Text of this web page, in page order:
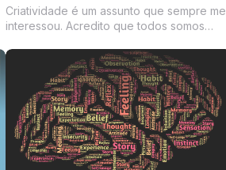
Criatividade é um assunto que sempre me
interessou. Acredito que todos somos
deixamos essa habilidade ser esquecida.
Ler esses livros foi como levar um puxão
de orelha enquanto um convite para
reavivar ...